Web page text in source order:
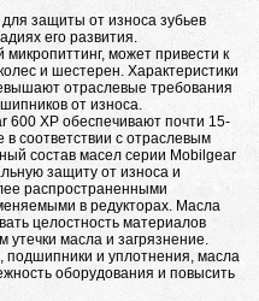
защиты от износа зубьев
его развития.
может привести к
и шестерен. Характеристики
отраслевые требования
от износа.
600 XP обеспечивают почти 15-
соответствии с отраслевым
состав масел серии Mobilgear
защиту от износа и
распространенными
в редукторах. Масла
целостность материалов
масла и загрязнение.
и уплотнения, масла
оборудования и повысить